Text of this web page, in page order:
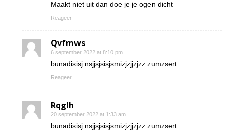
Maakt niet uit dan doe je je ogen dicht
Reageer
Qvfmws
6 september 2022 at 8:10 pm
bunadisisj nsjjsjsisjsmizjzjjzjzz zumzsert
Reageer
Rqglh
20 september 2022 at 1:33 am
bunadisisj nsjjsjsisjsmizjzjjzjzz zumzsert